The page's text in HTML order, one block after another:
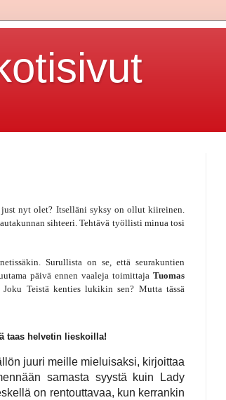
nyt olet? Itselläni syksy on ollut kiireinen.
sihteeri. Tehtävä työllisti minua tosi
Surullista on se, että seurakuntien
päivä ennen vaaleja toimittaja Tuomas
Teistä kenties lukikin sen? Mutta tässä
taas helvetin lieskoilla!
juuri meille mieluisaksi, kirjoittaa
samasta syystä kuin Lady
on rentouttavaa, kun kerrankin